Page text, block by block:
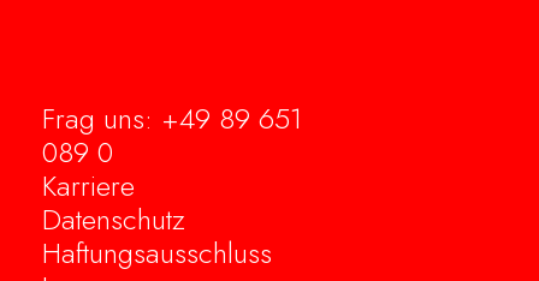
Frag uns: +49 89 651
089 0
Karriere
Datenschutz
Haftungsausschluss